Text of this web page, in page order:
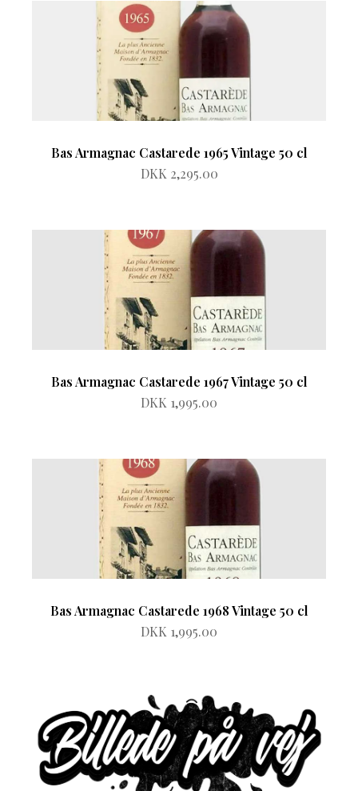
Bas Armagnac Castarede 1965 Vintage 50 cl
DKK 2,295.00
Bas Armagnac Castarede 1967 Vintage 50 cl
DKK 1,995.00
Bas Armagnac Castarede 1968 Vintage 50 cl
DKK 1,995.00